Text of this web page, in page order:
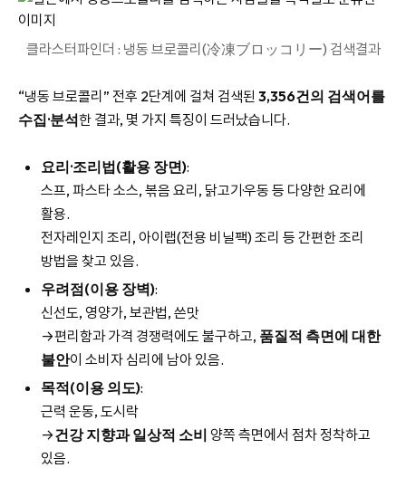
클라스터파인더 : 냉동 브로콜리(冷凍ブロッコリー) 검색결과
“냉동 브로콜리” 전후 2단계에 걸쳐 검색된 3,356건의 검색어를
수집·분석한 결과, 몇 가지 특징이 드러났습니다.
요리·조리법(활용 장면):
스프, 파스타 소스, 볶음 요리, 닭고기·우동 등 다양한 요리에
활용.
전자레인지 조리, 아이랩(전용 비닐팩) 조리 등 간편한 조리
방법을 찾고 있음.
우려점(이용 장벽):
신선도, 영양가, 보관법, 쓴맛
→편리함과 가격 경쟁력에도 불구하고, 품질적 측면에 대한
불안이 소비자 심리에 남아 있음.
목적(이용 의도):
근력 운동, 도시락
→건강 지향과 일상적 소비 양쪽 측면에서 점차 정착하고
있음.